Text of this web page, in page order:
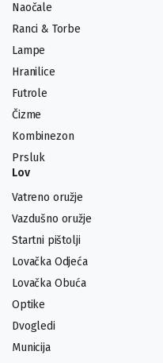
Naočale
Ranci & Torbe
Lampe
Hranilice
Futrole
Čizme
Kombinezon
Prsluk
Lov
Vatreno oružje
Vazdušno oružje
Startni pištolji
Lovačka Odjeća
Lovačka Obuća
Optike
Dvogledi
Municija